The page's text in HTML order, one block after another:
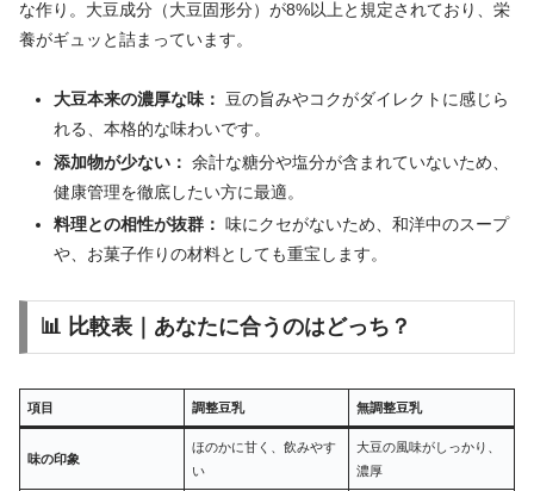
な作り。大豆成分（大豆固形分）が8%以上と規定されており、栄
養がギュッと詰まっています。
大豆本来の濃厚な味：
豆の旨みやコクがダイレクトに感じら
れる、本格的な味わいです。
添加物が少ない： 余計な糖分や塩分が含まれていないため、
健康管理を徹底したい方に最適。
料理との相性が抜群： 味にクセがないため、和洋中のスープ
や、お菓子作りの材料としても重宝します。
📊 比較表｜あなたに合うのはどっち？
項目 調整豆乳 無調整豆乳
味の印象
ほのかに甘く、飲みやす
い
大豆の風味がしっかり、
濃厚